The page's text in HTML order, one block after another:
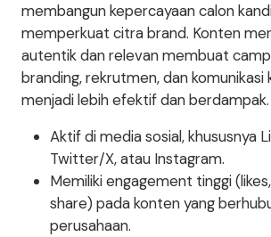
membangun kepercayaan calon
memperkuat citra brand. Konten
autentik dan relevan membuat
branding, rekrutmen, dan komunikasi
menjadi lebih efektif dan berdampak.
Aktif di media sosial, khususnya
Twitter/X, atau Instagram.
Memiliki engagement tinggi
share) pada konten yang
perusahaan.